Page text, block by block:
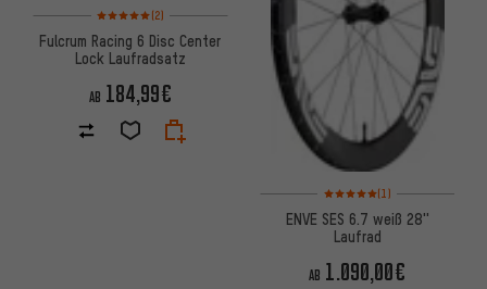
Bewertungen: 5 von 5 basierend auf 2 Bewertungen
(2)
Fulcrum Racing 6 Disc Center
Lock Laufradsatz
AB 184,99€
Bewertungen: 5 von 5
(1)
ENVE SES 6.7 weiß 28''
Laufrad
AB 1.090,00€